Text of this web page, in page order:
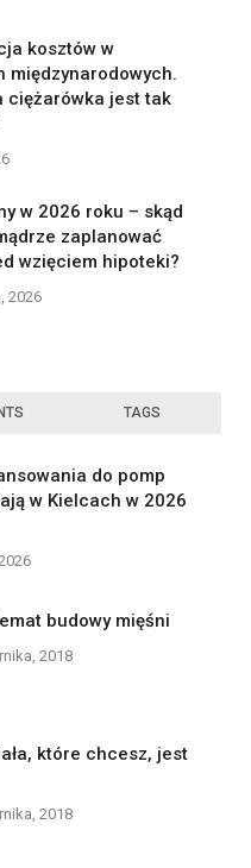
kosztów w
międzynarodowych.
ciężarówka jest tak
w 2026 roku – skąd
zaplanować
wzięciem hipoteki?
2026
TAGS
do pomp
w Kielcach w 2026
budowy mięśni
2018
które chcesz, jest
2018